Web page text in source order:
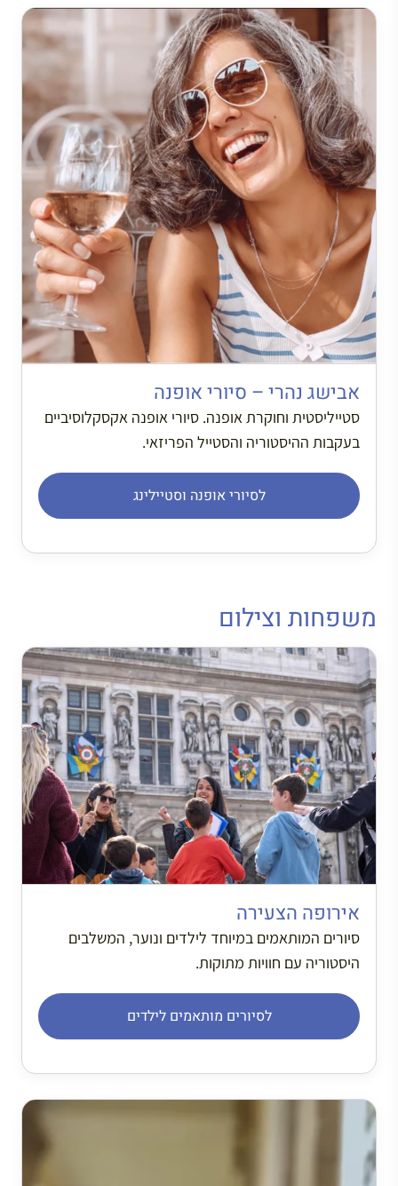
אבישג נהרי – סיורי אופנה
סטייליסטית וחוקרת אופנה. סיורי אופנה אקסקלוסיביים
בעקבות ההיסטוריה והסטייל הפריזאי.
לסיורי אופנה וסטיילינג
משפחות וצילום
אירופה הצעירה
סיורים המותאמים במיוחד לילדים ונוער, המשלבים
היסטוריה עם חוויות מתוקות.
לסיורים מותאמים לילדים